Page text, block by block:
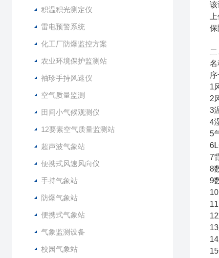
积温积光测定仪
雷电预警系统
化工厂防爆监控方案
农业环境保护监测站
袖珍手持风速仪
空气质量监测
田间小气候观测仪
12要素空气质量监测站
超声波气象站
便携式风速风向仪
手持气象站
防爆气象站
便携式气象站
气象监测设备
校园气象站
该
保
名
1
2
3
4
5
7
8
9